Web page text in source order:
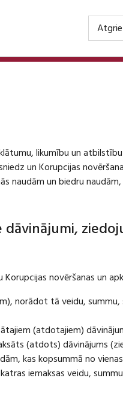
likumību un
un Korupcijas
naudām un biedru
novēršanas un
norādot tā veidu,
(atdotajiem)
(atdots) dāvinājums
kas kopsummā no
iemaksas veidu,